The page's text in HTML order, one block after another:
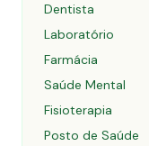
Dentista
Laboratório
Farmácia
Saúde Mental
Fisioterapia
Posto de Saúde